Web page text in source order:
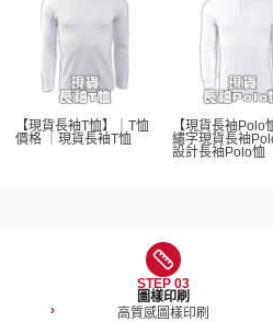
【現貨長袖T恤】｜T恤
價格 ｜現貨長袖T恤
【現貨長袖Polo
繡字現貨長袖
設計長袖Polo恤
›
STEP 03
圖樣印刷
高質感圖樣印刷